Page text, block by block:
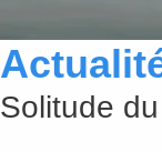
Solitude